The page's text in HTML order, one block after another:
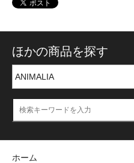
ほかの商品を探す
ホーム